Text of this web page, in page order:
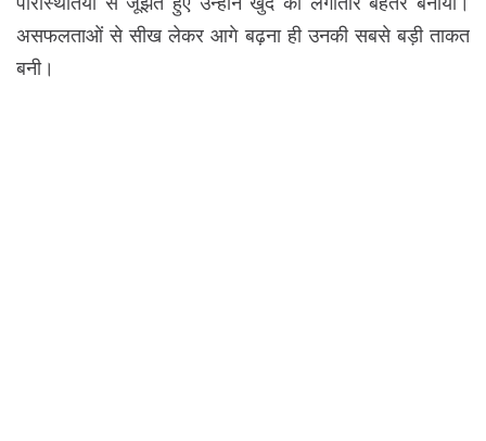
असफलताओं से सीख लेकर आगे बढ़ना ही उनकी सबसे बड़ी ताकत
बनी।